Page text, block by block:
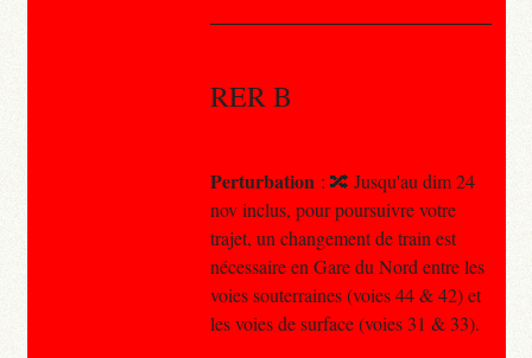
RER B
Perturbation : 🔀 Jusqu'au dim 24
nov inclus, pour poursuivre votre
trajet, un changement de train est
nécessaire en Gare du Nord entre les
voies souterraines (voies 44 & 42) et
les voies de surface (voies 31 & 33).